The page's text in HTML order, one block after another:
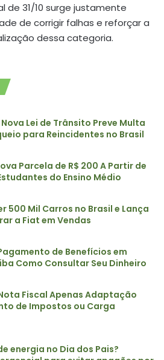
de 31/10 surge justamente
de corrigir falhas e reforçar a
dessa categoria.
Lei de Trânsito Preve Multa
para Reincidentes no Brasil
Parcela de R$ 200 A Partir de
do Ensino Médio
500 Mil Carros no Brasil e Lança
a Fiat em Vendas
de Benefícios em
Como Consultar Seu Dinheiro
Fiscal Apenas Adaptação
de Impostos ou Carga
energia no Dia dos Pais?